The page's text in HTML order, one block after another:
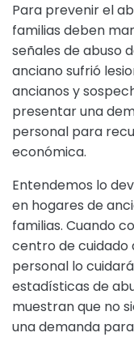
Para prevenir el
familias deben
señales de abuso
anciano sufrió
ancianos y
presentar una
personal para
económica.
Entendemos lo
en hogares de
familias. Cuando
centro de cuidado
personal lo
estadísticas de
muestran que no
una demanda